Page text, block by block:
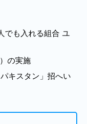
でも入れる組合 ユ
の実施
キスタン」招へい